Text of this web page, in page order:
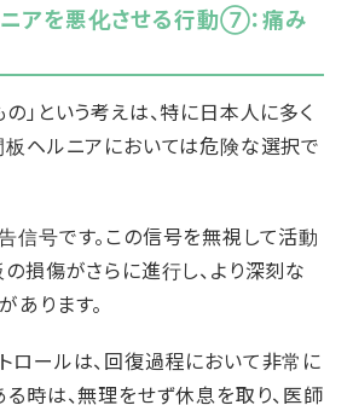
アを悪化させる行動⑦：痛み
」という考えは、特に日本人に多く
板ヘルニアにおいては危険な選択で
信号です。この信号を無視して活動
の損傷がさらに進行し、より深刻な
あります。
ロールは、回復過程において非常に
る時は、無理をせず休息を取り、医師